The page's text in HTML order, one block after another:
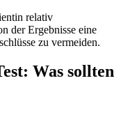
relativ
der Ergebnisse eine
zu vermeiden.
Was sollten